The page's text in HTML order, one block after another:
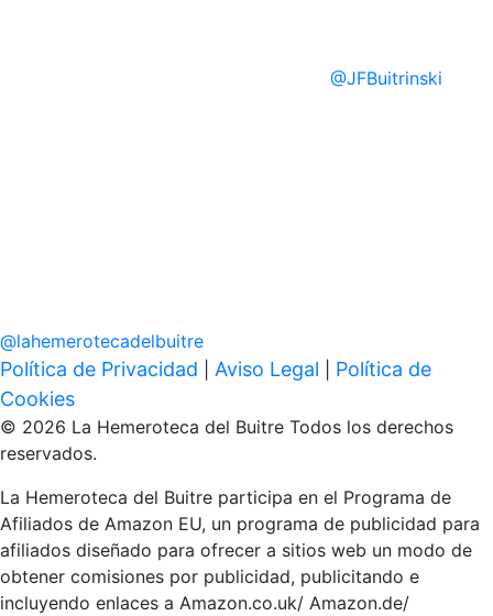
@JFBuitrinski
@lahemerotecadelbuitre
Política de Privacidad Aviso Legal
Política de
Cookies
© 2026 La Hemeroteca del Buitre Todos los derechos
reservados.
La Hemeroteca del Buitre participa en el Programa de
Afiliados de Amazon EU, un programa de publicidad para
afiliados diseñado para ofrecer a sitios web un modo de
obtener comisiones por publicidad, publicitando e
incluyendo enlaces a Amazon.co.uk/ Amazon.de/